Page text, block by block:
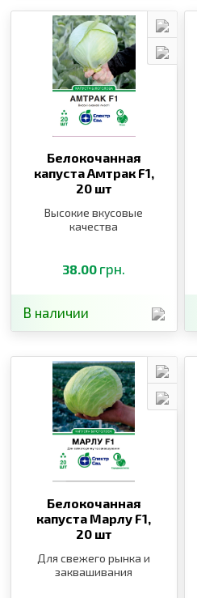
Белокочанная
капуста Амтрак F1,
20 шт
Высокие вкусовые
качества
38.00 грн.
В наличии
Белокочанная
капуста Марлу F1,
20 шт
Для свежего рынка и
заквашивания